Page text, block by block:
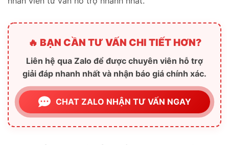
🔥 BẠN CẦN TƯ VẤN CHI TIẾT HƠN?
Liên hệ qua Zalo để được chuyên viên hỗ trợ
giải đáp nhanh nhất và nhận báo giá chính xác.
CHAT ZALO NHẬN TƯ VẤN NGAY